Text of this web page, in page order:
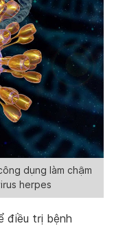
dụng làm chậm
herpes
điều trị bệnh